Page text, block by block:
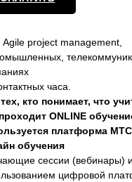
Agile project management,
часа.
кто понимает, что
ONLINE
платформа
обучения
сессии (вебинары) и
цифровой